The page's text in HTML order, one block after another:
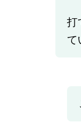
打
て